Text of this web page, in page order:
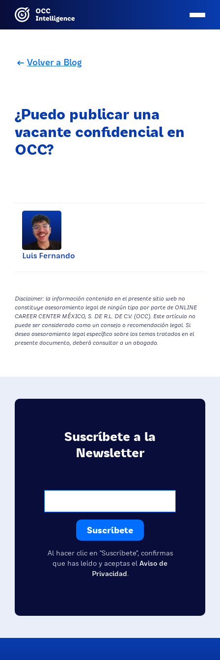
Volver a Blog
¿Puedo publicar una
vacante confidencial en
OCC?
Luis Fernando
Disclaimer: la información contenida en el presente sitio web no
constituye asesoramiento legal de ningún tipo por parte de ONLINE
CAREER CENTER MÉXICO, S. DE R.L. DE C.V. (OCC). Este artículo no
puede ser considerado como un consejo o recomendación legal. Si
desea asesoramiento legal específico sobre los temas tratados en el
presente documento, deberá consultar a un abogado.
Suscríbete a la
Newsletter
Al hacer clic en "Suscríbete", confirmas
que has leído y aceptas el Aviso de
Privacidad.